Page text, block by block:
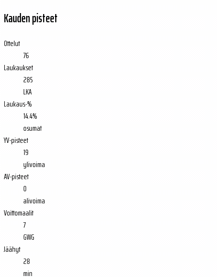
Kauden pisteet
Ottelut
76
Laukaukset
285
LKA
Laukaus-%
14.4%
osumat
YV-pisteet
19
ylivoima
AV-pisteet
0
alivoima
Voittomaalit
7
GWG
Jäähyt
28
min